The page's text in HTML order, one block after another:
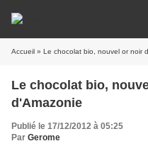
Accueil » Le chocolat bio, nouvel or noir
Le chocolat bio,
d'Amazonie
Publié le 17/12/2012 à 05:25
Par Gerome